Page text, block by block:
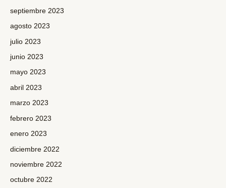
septiembre 2023
agosto 2023
julio 2023
junio 2023
mayo 2023
abril 2023
marzo 2023
febrero 2023
enero 2023
diciembre 2022
noviembre 2022
octubre 2022